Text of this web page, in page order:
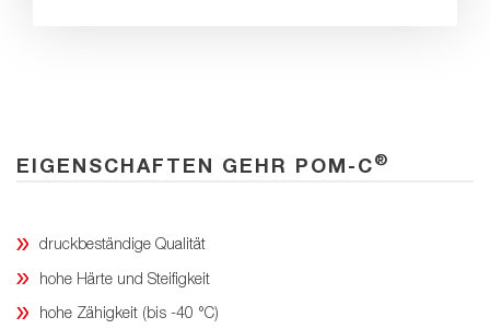
EIGENSCHAFTEN GEHR POM-C®
druckbeständige Qualität
hohe Härte und Steifigkeit
hohe Zähigkeit (bis -40 °C)